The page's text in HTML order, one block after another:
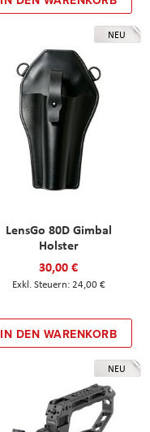
NEU
LensGo 80D Gimbal
Holster
30,00 €
24,00 €
IN DEN WARENKORB
NEU